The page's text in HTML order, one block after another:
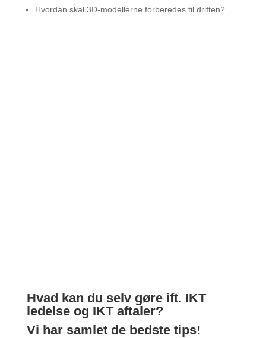
Hvordan skal 3D-modellerne forberedes til driften?
Hvad kan du selv gøre ift. IKT
ledelse og IKT aftaler?
Vi har samlet de bedste tips!